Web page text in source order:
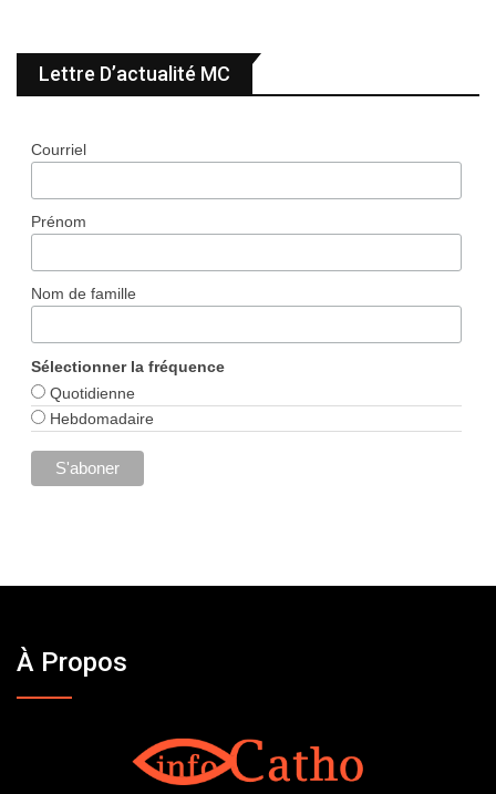
Lettre D’actualité MC
Courriel
Prénom
Nom de famille
Sélectionner la fréquence
Quotidienne
Hebdomadaire
À Propos